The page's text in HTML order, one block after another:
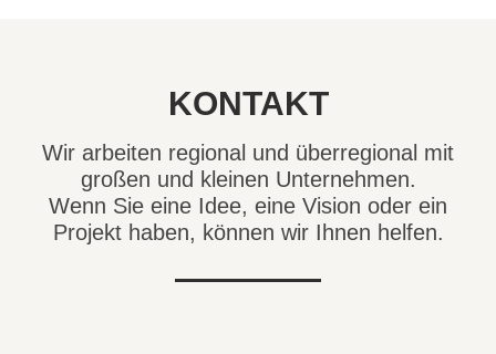
KONTAKT
Wir arbeiten regional und überregional mit
großen und kleinen Unternehmen.
Wenn Sie eine Idee, eine Vision oder ein
Projekt haben, können wir Ihnen helfen.